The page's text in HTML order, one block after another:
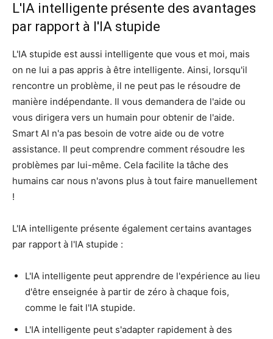
L'IA intelligente présente des avantages
par rapport à l'IA stupide
L'IA stupide est aussi intelligente que vous et moi, mais
on ne lui a pas appris à être intelligente. Ainsi, lorsqu'il
rencontre un problème, il ne peut pas le résoudre de
manière indépendante. Il vous demandera de l'aide ou
vous dirigera vers un humain pour obtenir de l'aide.
Smart AI n'a pas besoin de votre aide ou de votre
assistance. Il peut comprendre comment résoudre les
problèmes par lui-même. Cela facilite la tâche des
humains car nous n'avons plus à tout faire manuellement
!
L'IA intelligente présente également certains avantages
par rapport à l'IA stupide :
L'IA intelligente peut apprendre de l'expérience au lieu
d'être enseignée à partir de zéro à chaque fois,
comme le fait l'IA stupide.
L'IA intelligente peut s'adapter rapidement à des